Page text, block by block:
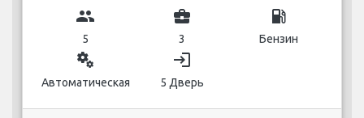
group
5
business_center
3
local_gas_station
Бензин
miscellaneous_services
Автоматическая
login
5 Дверь